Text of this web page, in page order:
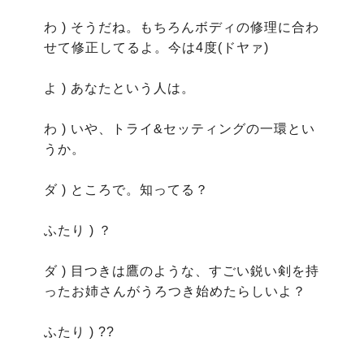
わ ) そうだね。もちろんボディの修理に合わ
せて修正してるよ。今は4度(ドヤァ)
よ ) あなたという人は。
わ ) いや、トライ&セッティングの一環とい
うか。
ダ ) ところで。知ってる？
ふたり ) ？
ダ ) 目つきは鷹のような、すごい鋭い剣を持
ったお姉さんがうろつき始めたらしいよ？
ふたり ) ??